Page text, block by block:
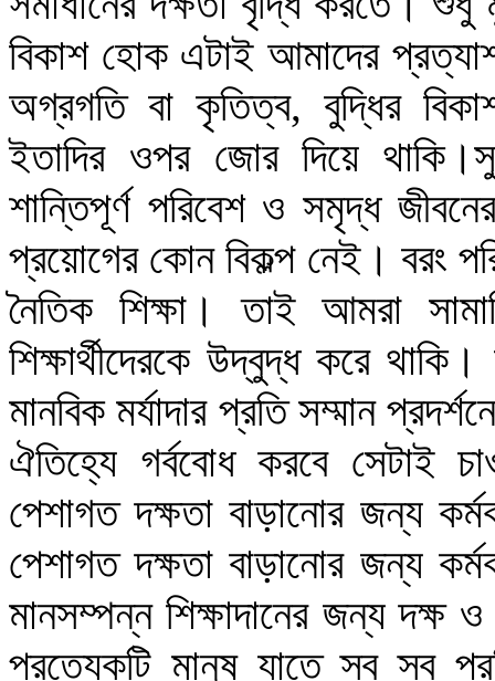
বিকাশ হোক এটাই আমাদের
অগ্রগতি বা কৃতিত্ব, বুদ্ধির
ইতাদির ওপর জোর দিয়ে
শান্তিপূর্ণ পরিবেশ ও সমৃদ্ধ
প্রয়োগের কোন বিকল্প নেই। বরং
নৈতিক শিক্ষা। তাই আমরা
শিক্ষার্থীদেরকে উদ্বুদ্ধ করে
মানবিক মর্যাদার প্রতি সম্মান
ঐতিহ্যে গর্ববোধ করবে সেটাই
পেশাগত দক্ষতা বাড়ানোর জন্য
পেশাগত দক্ষতা বাড়ানোর জন্য
মানসম্পন্ন শিক্ষাদানের জন্য দক্ষ
প্রত্যেকটি মানুষ যাতে স্ব স্ব